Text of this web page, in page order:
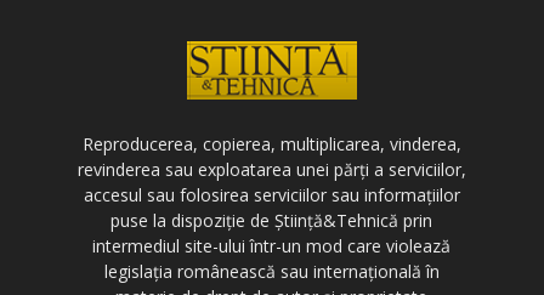
Reproducerea, copierea, multiplicarea, vinderea,
revinderea sau exploatarea unei părți a serviciilor,
accesul sau folosirea serviciilor sau informațiilor
puse la dispoziție de Știință&Tehnică prin
intermediul site-ului într-un mod care violează
legislația românească sau internațională în